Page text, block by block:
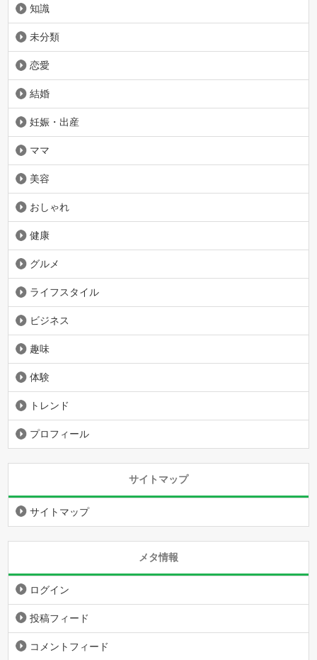
知識
未分類
恋愛
結婚
妊娠・出産
ママ
美容
おしゃれ
健康
グルメ
ライフスタイル
ビジネス
趣味
体験
トレンド
プロフィール
サイトマップ
サイトマップ
メタ情報
ログイン
投稿フィード
コメントフィード